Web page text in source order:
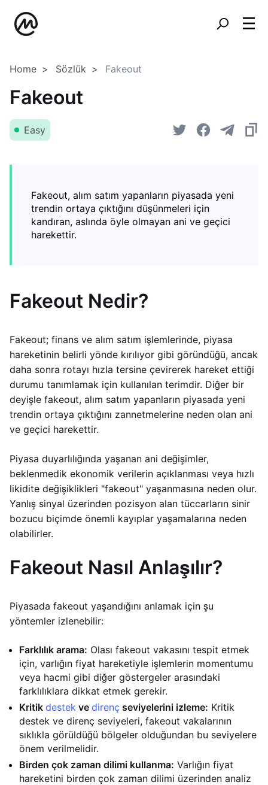
Home Sözlük Fakeout
Fakeout
Easy
Fakeout, alım satım yapanların piyasada yeni
trendin ortaya çıktığını düşünmeleri için
kandıran, aslında öyle olmayan ani ve geçici
harekettir.
Fakeout Nedir?
Fakeout; finans ve alım satım işlemlerinde, piyasa
hareketinin belirli yönde kırılıyor gibi göründüğü, ancak
daha sonra rotayı hızla tersine çevirerek hareket ettiği
durumu tanımlamak için kullanılan terimdir. Diğer bir
deyişle fakeout, alım satım yapanların piyasada yeni
trendin ortaya çıktığını zannetmelerine neden olan ani
ve geçici harekettir.
Piyasa duyarlılığında yaşanan ani değişimler,
beklenmedik ekonomik verilerin açıklanması veya hızlı
likidite değişiklikleri "fakeout" yaşanmasına neden olur.
Yanlış sinyal üzerinden pozisyon alan tüccarların sinir
bozucu biçimde önemli kayıplar yaşamalarına neden
olabilirler.
Fakeout Nasıl Anlaşılır?
Piyasada fakeout yaşandığını anlamak için şu
yöntemler izlenebilir:
Farklılık arama: Olası fakeout vakasını tespit etmek
için, varlığın fiyat hareketiyle işlemlerin momentumu
veya hacmi gibi diğer göstergeler arasındaki
farklılıklara dikkat etmek gerekir.
Kritik destek ve direnç seviyelerini izleme: Kritik
destek ve direnç seviyeleri, fakeout vakalarının
sıklıkla görüldüğü bölgeler olduğundan bu seviyelere
önem verilmelidir.
Birden çok zaman dilimi kullanma: Varlığın fiyat
hareketini birden çok zaman dilimi üzerinden analiz